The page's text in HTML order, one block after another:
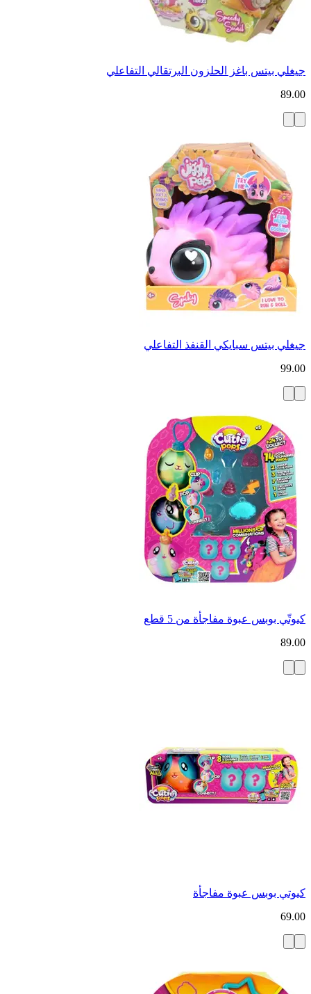
جيغلي بيتس باغز الحلزون البرتقالي التفاعلي
89.00
جيغلي بيتس سبايكي القنفذ التفاعلي
99.00
كيوتّي بوبس عبوة مفاجأة من 5 قطع
89.00
كيوتي بوبس عبوة مفاجأة
69.00